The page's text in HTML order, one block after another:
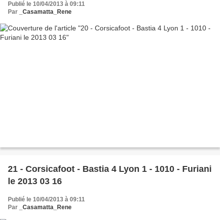
Publié le 10/04/2013 à 09:11
Par
_Casamatta_Rene
21 - Corsicafoot - Bastia 4 Lyon 1 - 1010 - Furiani
le 2013 03 16
Publié le 10/04/2013 à 09:11
Par
_Casamatta_Rene